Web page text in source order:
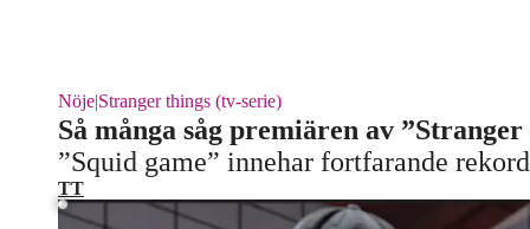
Nöje|Stranger things (tv-serie)
Så många såg premiären av ”Stranger
”Squid game” innehar fortfarande
TT
Laddar ...